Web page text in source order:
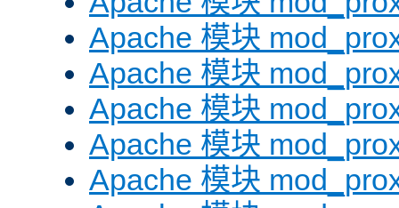
Apache 模块
Apache 模块
Apache 模块
Apache 模块
Apache 模块